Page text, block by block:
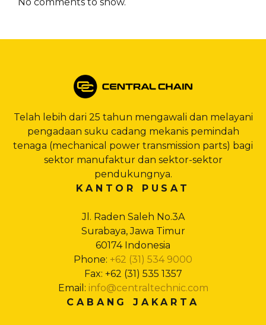
Telah lebih dari 25 tahun mengawali dan melayani
pengadaan suku cadang mekanis pemindah
tenaga (mechanical power transmission parts) bagi
sektor manufaktur dan sektor-sektor
pendukungnya.
KANTOR PUSAT
Jl. Raden Saleh No.3A
Surabaya, Jawa Timur
60174 Indonesia
Phone: +62 (31) 534 9000
Fax: +62 (31) 535 1357
Email: info@centraltechnic.com
CABANG JAKARTA